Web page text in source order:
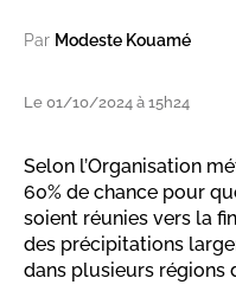
Par Modeste Kouamé
Le 01/10/2024 à 15h24
Selon l’Organisation
60% de chance pour
soient réunies vers la
des précipitations
dans plusieurs régions